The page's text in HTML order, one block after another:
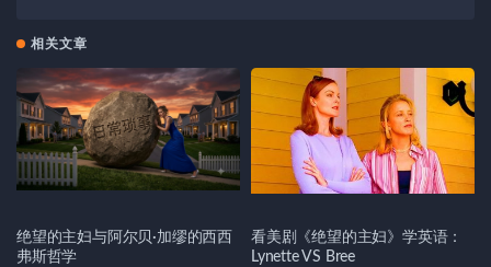
相关文章
绝望的主妇与阿尔贝·加缪的西西
弗斯哲学
看美剧《绝望的主妇》学英语：
Lynette VS Bree